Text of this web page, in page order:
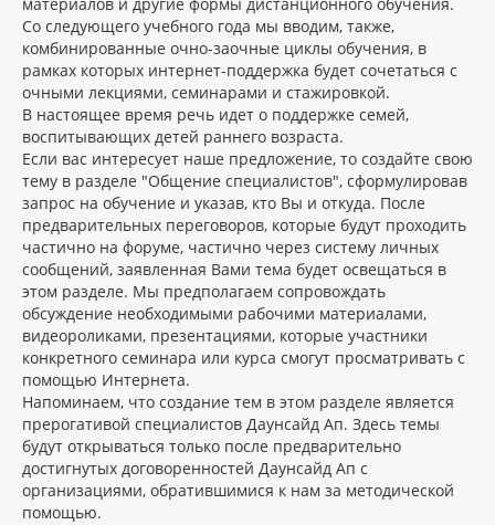
Со следующего учебного года мы вводим, также,
комбинированные очно-заочные циклы обучения, в
рамках которых интернет-поддержка будет сочетаться с
очными лекциями, семинарами и стажировкой.
В настоящее время речь идет о поддержке семей,
воспитывающих детей раннего возраста.
Если вас интересует наше предложение, то создайте свою
тему в разделе "Общение специалистов", сформулировав
запрос на обучение и указав, кто Вы и откуда. После
предварительных переговоров, которые будут проходить
частично на форуме, частично через систему личных
сообщений, заявленная Вами тема будет освещаться в
этом разделе. Мы предполагаем сопровождать
обсуждение необходимыми рабочими материалами,
видеороликами, презентациями, которые участники
конкретного семинара или курса смогут просматривать с
помощью Интернета.
Напоминаем, что создание тем в этом разделе является
прерогативой специалистов Даунсайд Ап. Здесь темы
будут открываться только после предварительно
достигнутых договоренностей Даунсайд Ап с
организациями, обратившимися к нам за методической
помощью.